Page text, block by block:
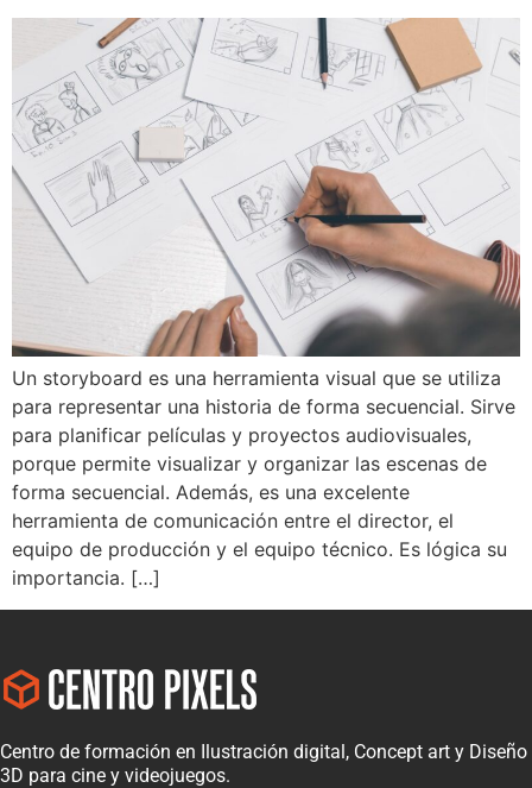
Un storyboard es una herramienta visual que se utiliza
para representar una historia de forma secuencial. Sirve
para planificar películas y proyectos audiovisuales,
porque permite visualizar y organizar las escenas de
forma secuencial. Además, es una excelente
herramienta de comunicación entre el director, el
equipo de producción y el equipo técnico. Es lógica su
importancia. […]
Centro de formación en Ilustración digital, Concept art y Diseño
3D para cine y videojuegos.